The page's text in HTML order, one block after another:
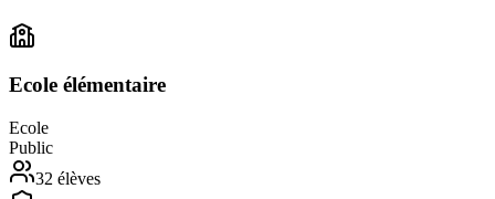
Ecole élémentaire
Ecole
Public
32 élèves